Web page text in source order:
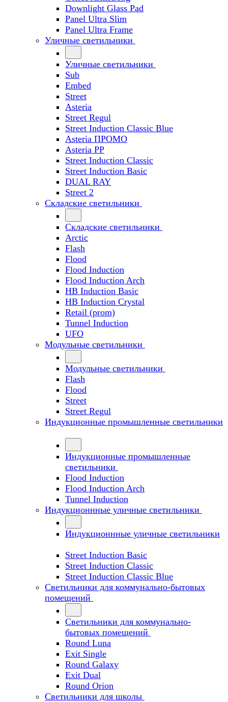
Downlight Glass Pad
Panel Ultra Slim
Panel Ultra Frame
Уличные светильники
Уличные светильники
Sub
Embed
Street
Asteria
Street Regul
Street Induction Classic Blue
Asteria ПРОМО
Asteria PP
Street Induction Classic
Street Induction Basic
DUAL RAY
Street 2
Складские светильники
Складские светильники
Arctic
Flash
Flood
Flood Induction
Flood Induction Arch
HB Induction Basic
HB Induction Crystal
Retail (prom)
Tunnel Induction
UFO
Модульные светильники
Модульные светильники
Flash
Flood
Street
Street Regul
Индукционные промышленные светильники
Индукционные промышленные
светильники
Flood Induction
Flood Induction Arch
Tunnel Induction
Индукционнные уличные светильники
Индукционнные уличные светильники
Street Induction Basic
Street Induction Classic
Street Induction Classic Blue
Светильники для коммунально-бытовых
помещений
Светильники для коммунально-
бытовых помещений
Round Luna
Exit Single
Round Galaxy
Exit Dual
Round Orion
Светильники для школы